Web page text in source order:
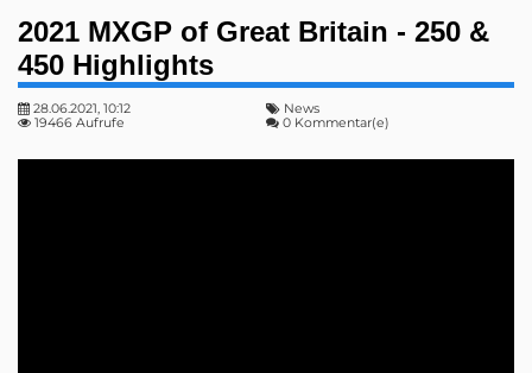
2021 MXGP of Great Britain - 250 &
450 Highlights
28.06.2021, 10:12
News
19466 Aufrufe
0 Kommentar(e)